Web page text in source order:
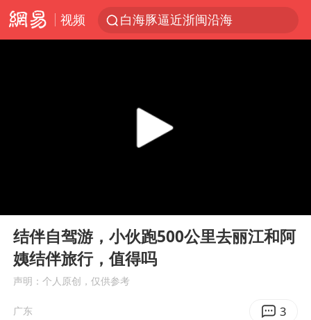
视频
白海豚逼近浙闽沿海
王艺迪无缘横滨赛决赛
台铃电动车仅骑一年就断电趴窝
上海大部迎大暴雨
方桃子代言广告视频已下架
Play
结伴自驾游，小伙跑500公里去丽江和阿
姨结伴旅行，值得吗
声明：个人原创，仅供参考
广东 3